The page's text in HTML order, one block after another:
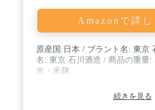
Amazonで詳し
原産国:日本 / ブラント名: 東京
名: 東京 石川酒造 / 商品の重量:
米・米麹
続きを見る